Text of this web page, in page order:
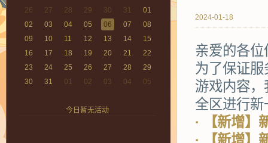
26
27 28 29 30 31
01
02
03 04 05 06 07
08
09
10 11 12 13 14
15
16
17 18 19 20 21
22
23
24 25 26 27 28
29
30
31 01 02 03 04 05
今日暂无活动
2024-01-18
亲爱的各位
为了保证
游戏内容
全区进行
· 【新增